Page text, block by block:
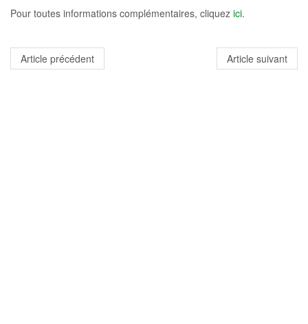
Pour toutes informations complémentaires, cliquez ici.
Article précédent Article suivant